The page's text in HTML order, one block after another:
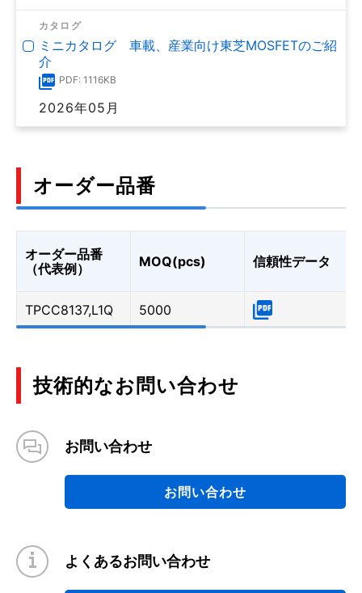
カタログ
ミニカタログ 車載、産業向け東芝MOSFETのご紹
介
PDF: 1116KB
2026年05月
オーダー品番
オーダー品番
（代表例）
MOQ(pcs) 信頼性データ
TPCC8137,L1Q 5000
技術的なお問い合わせ
お問い合わせ
お問い合わせ
よくあるお問い合わせ